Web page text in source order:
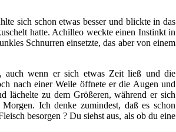
sich schon etwas besser und blickte in das
hatte. Achilleo weckte einen Instinkt in
Schnurren einsetzte, das aber von einem
auch wenn er sich etwas Zeit ließ und die
nach einer Weile öffnete er die Augen und
lächelte zu dem Größeren, während er sich
Ich denke zumindest, daß es schon
besorgen ? Du siehst aus, als ob du eine